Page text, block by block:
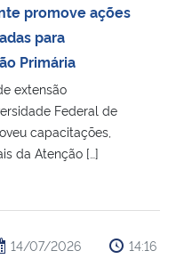
promove ações
para
Primária
extensão
Federal de
capacitações,
da Atenção […]
14/07/2026 14:16